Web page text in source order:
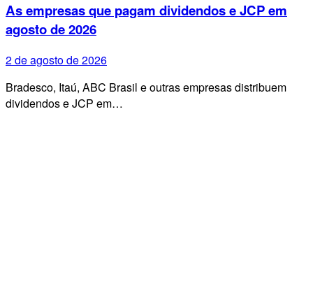
As empresas que pagam dividendos e JCP em
agosto de 2026
2 de agosto de 2026
Bradesco, Itaú, ABC Brasil e outras empresas distribuem
dividendos e JCP em…